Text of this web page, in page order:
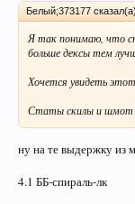
Белый;373177
Я так понимаю, что
больше дексы тем
Хочется увидеть
Статы скилы и шмот
ну на те выдержку из
4.1 ББ-спираль-лк